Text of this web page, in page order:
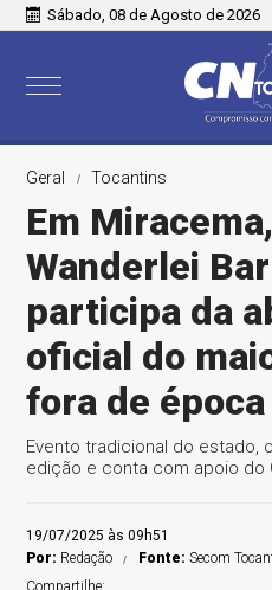
Sábado, 08 de Agosto de 2026
Geral Tocantins
Em
Wanderlei
participa da
oficial do
fora de
Evento tradicional do estado,
edição e conta com apoio do
19/07/2025 às 09h51
Por: Redação Fonte:Secom
Compartilhe: